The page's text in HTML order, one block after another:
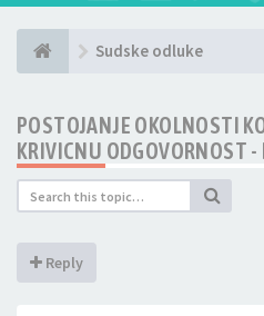
Sudske odluke
POSTOJANJE OKOLNOSTI
KRIVICNU ODGOVORNOST
Reply